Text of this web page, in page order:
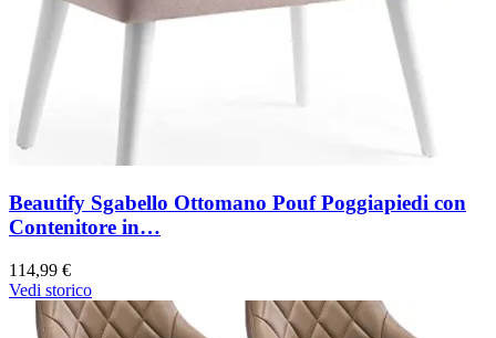
Beautify Sgabello Ottomano Pouf Poggiapiedi con
Contenitore in…
114,99 €
Vedi storico